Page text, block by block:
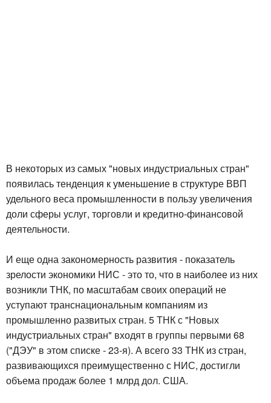
В некоторых из самых "новых индустриальных стран"
появилась тенденция к уменьшение в структуре ВВП
удельного веса промышленности в пользу увеличения
доли сферы услуг, торговли и кредитно-финансовой
деятельности.
И еще одна закономерность развития - показатель
зрелости экономики НИС - это то, что в наиболее из них
возникли ТНК, по масштабам своих операций не
уступают транснациональным компаниям из
промышленно развитых стран. 5 ТНК с "Новых
индустриальных стран" входят в группы первыми 68
("ДЭУ" в этом списке - 23-я). А всего 33 ТНК из стран,
развивающихся преимущественно с НИС, достигли
объема продаж более 1 млрд дол. США.